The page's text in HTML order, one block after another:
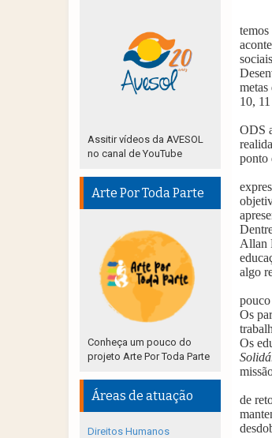
10,
ODS
ponto
Allan
algo
pouco
Os
Os
de
Assitir vídeos da AVESOL
no canal de YouTube
Arte Por Toda Parte
Conheça um pouco do
projeto Arte Por Toda Parte
Áreas de atuação
Direitos Humanos